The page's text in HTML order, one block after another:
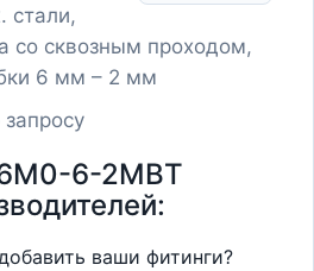
стали,
со сквозным проходом,
6 мм – 2 мм
6-2MBT
ваши фитинги?